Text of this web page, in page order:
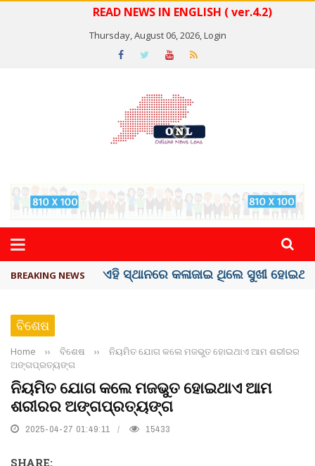
READ NEWS IN ENGLISH ( ver.4.2)
Thursday, August 06, 2026,Login
BREAKING NEWS ଦେଶରେ ପ୍ଲାଷ୍ଟିକ୍ ନୋଟ୍‌ ପ୍ରଚଳନ ...
ବିଶେଷ
Home ›› ବିଶେଷ ››
ନିୟମିତ ଯୋଗ କଲେ ମଜଭୁତ ହୋଇଥାଏ ଆମ ଶରୀରର
ଅଙ୍ଗପ୍ରତ୍ୟଙ୍ଗ
ନିୟମିତ ଯୋଗ କଲେ ମଜଭୁତ ହୋଇଥାଏ ଆମ
ଶରୀରର ଅଙ୍ଗପ୍ରତ୍ୟଙ୍ଗ
2025-04-27 01:49:11 15433
SHARE: